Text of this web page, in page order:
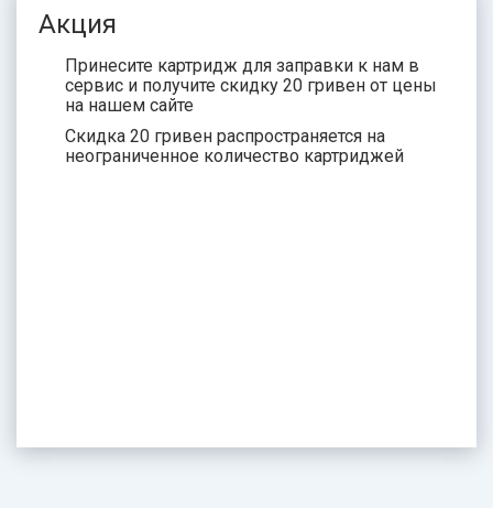
Акция
Принесите картридж для заправки к нам в
сервис и получите скидку 20 гривен от цены
на нашем сайте
Скидка 20 гривен распространяется на
неограниченное количество картриджей